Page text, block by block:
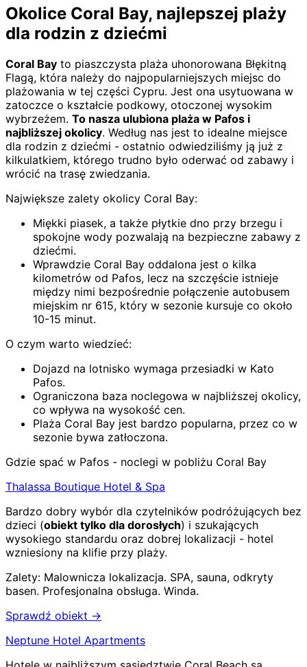
Okolice Coral Bay, najlepszej plaży
dla rodzin z dziećmi
Coral Bay to piaszczysta plaża uhonorowana Błękitną
Flagą, która należy do najpopularniejszych miejsc do
plażowania w tej części Cypru. Jest ona usytuowana w
zatoczce o kształcie podkowy, otoczonej wysokim
wybrzeżem. To nasza ulubiona plaża w Pafos i
najbliższej okolicy. Według nas jest to idealne miejsce
dla rodzin z dziećmi - ostatnio odwiedziliśmy ją już z
kilkulatkiem, którego trudno było oderwać od zabawy i
wrócić na trasę zwiedzania.
Największe zalety okolicy Coral Bay:
Miękki piasek, a także płytkie dno przy brzegu i
spokojne wody pozwalają na bezpieczne zabawy z
dziećmi.
Wprawdzie Coral Bay oddalona jest o kilka
kilometrów od Pafos, lecz na szczęście istnieje
między nimi bezpośrednie połączenie autobusem
miejskim nr 615, który w sezonie kursuje co około
10-15 minut.
O czym warto wiedzieć:
Dojazd na lotnisko wymaga przesiadki w Kato
Pafos.
Ograniczona baza noclegowa w najbliższej okolicy,
co wpływa na wysokość cen.
Plaża Coral Bay jest bardzo popularna, przez co w
sezonie bywa zatłoczona.
Gdzie spać w Pafos - noclegi w pobliżu Coral Bay
Thalassa Boutique Hotel & Spa
Bardzo dobry wybór dla czytelników podróżujących bez
dzieci (obiekt tylko dla dorosłych) i szukających
wysokiego standardu oraz dobrej lokalizacji - hotel
wzniesiony na klifie przy plaży.
Zalety: Malownicza lokalizacja. SPA, sauna, odkryty
basen. Profesjonalna obsługa. Winda.
Sprawdź obiekt →
Neptune Hotel Apartments